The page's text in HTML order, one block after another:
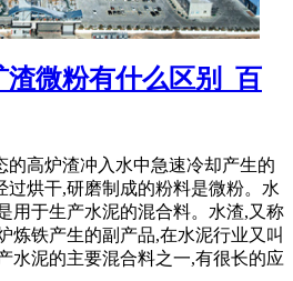
微粉有什么区别_百
的高炉渣冲入水中急速冷却产生的
过烘干,研磨制成的粉料是微粉。水
用于生产水泥的混合料。水渣,又称
炼铁产生的副产品,在水泥行业又叫
水泥的主要混合料之一,有很长的应